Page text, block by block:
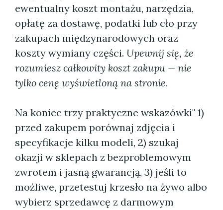
ewentualny koszt montażu, narzędzia,
opłatę za dostawę, podatki lub cło przy
zakupach międzynarodowych oraz
koszty wymiany części. Upewnij się, że
rozumiesz całkowity koszt zakupu — nie
tylko cenę wyświetloną na stronie.
Na koniec trzy praktyczne wskazówki" 1)
przed zakupem porównaj zdjęcia i
specyfikacje kilku modeli, 2) szukaj
okazji w sklepach z bezproblemowym
zwrotem i jasną gwarancją, 3) jeśli to
możliwe, przetestuj krzesło na żywo albo
wybierz sprzedawcę z darmowym